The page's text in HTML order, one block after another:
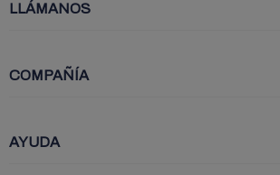
LLÁMANOS
COMPAÑÍA
AYUDA